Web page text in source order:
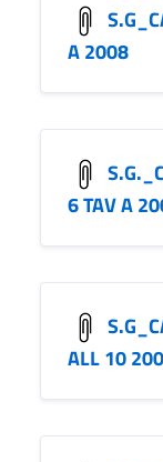
A 2008
6 TAV A
ALL 10